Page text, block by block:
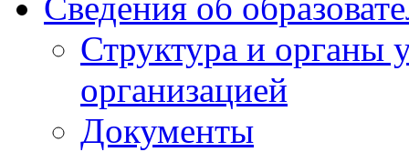
Структура и органы
организацией
Документы